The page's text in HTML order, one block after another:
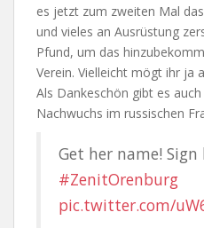
es jetzt zum zweiten Mal
und vieles an Ausrüstung
Pfund, um das
Verein. Vielleicht mögt ihr ja
Als Dankeschön gibt es
Nachwuchs im russischen
Get her name! Sign
#ZenitOrenburg
pic.twitter.com/